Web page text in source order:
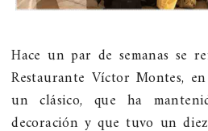
Hace un par de semanas se
Restaurante Víctor Montes,
un clásico, que ha
decoración y que tuvo un